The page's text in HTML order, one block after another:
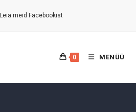
Leia meid Facebookist
0 MENÜÜ